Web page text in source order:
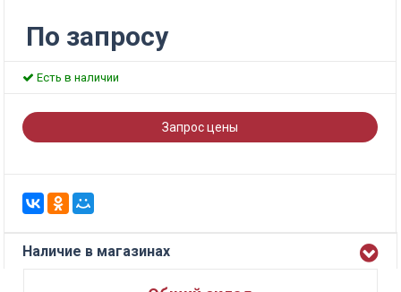
По запросу
Есть в наличии
Запрос цены
Наличие в магазинах